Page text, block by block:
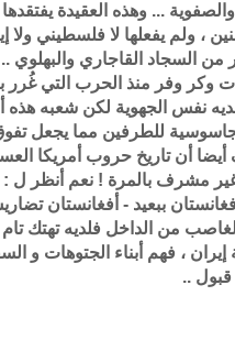
والصفوية ... وهذه العقيدة
ولم يفعلها لا فلسطيني ولا
السجاد القاجاري
وكر وفر منذ الحرب التي
نفس الجهوية لكن شعبه هذه
للطرفين مما يجعل
أن تاريخ حروب أمريكا
غير مشرف بالمرة ! نعم أنظر ل :
ببعيد - أفغانستان
من الداخل فلديه تهتك
إيران ، فهم أبناء الجتوهات و
قبول ..